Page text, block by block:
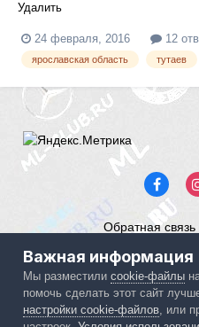
Удалить
24 февраля, 2016 12
ярославская область тутаев
Обратная связь
Powered by
Важная информация
Мы разместилиcookie-файлы
помочь сделать этот сайт
настройки cookie-файлов , или
IPS spam